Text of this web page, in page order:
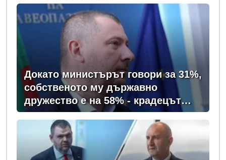
Докато министърът говори за 31%,
собственото му държавно
дружество е на 58% - крадецът
вика дръжте крадеца